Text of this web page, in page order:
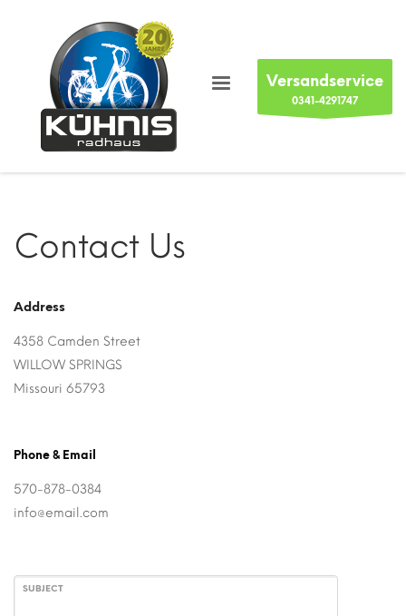
Versandservice
0341-4291747
Contact Us
Address
4358 Camden Street
WILLOW SPRINGS
Missouri 65793
Phone & Email
570-878-0384
info@email.com
SUBJECT